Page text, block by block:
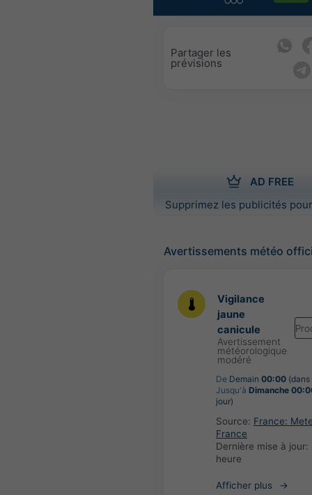
Partager les
prévisions
AD FREE
Supprimez les publicités
Avertissements météo
Vigilance
jaune
canicule
Avertissement
météorologique
modéré
De Demain 00:00
Jusqu'à Dimanche
jour)
Source: France:
France
Dernière mise à jour:
heure
Afficher plus